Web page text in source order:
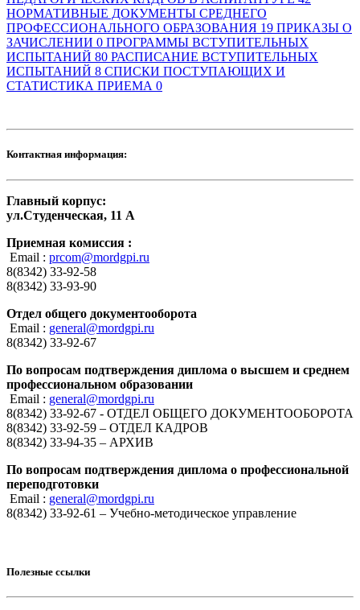
НОРМАТИВНЫЕ ДОКУМЕНТЫ СРЕДНЕГО
ПРОФЕССИОНАЛЬНОГО ОБРАЗОВАНИЯ 19 ПРИКАЗЫ О
ЗАЧИСЛЕНИИ 0 ПРОГРАММЫ ВСТУПИТЕЛЬНЫХ
ИСПЫТАНИЙ 80 РАСПИСАНИЕ ВСТУПИТЕЛЬНЫХ
ИСПЫТАНИЙ 8 СПИСКИ ПОСТУПАЮЩИХ И
СТАТИСТИКА ПРИЕМА 0
Контактная информация:
Главный корпус:
ул.Студенческая, 11 А
Приемная комиссия :
Email : prcom@mordgpi.ru
8(8342) 33-92-58
8(8342) 33-93-90
Отдел общего документооборота
Email : general@mordgpi.ru
8(8342) 33-92-67
По вопросам подтверждения диплома о высшем и среднем
профессиональном образовании
Email : general@mordgpi.ru
8(8342) 33-92-67 - ОТДЕЛ ОБЩЕГО ДОКУМЕНТООБОРОТА
8(8342) 33-92-59 – ОТДЕЛ КАДРОВ
8(8342) 33-94-35 – АРХИВ
По вопросам подтверждения диплома о профессиональной
переподготовки
Email : general@mordgpi.ru
8(8342) 33-92-61 – Учебно-методическое управление
Полезные ссылки